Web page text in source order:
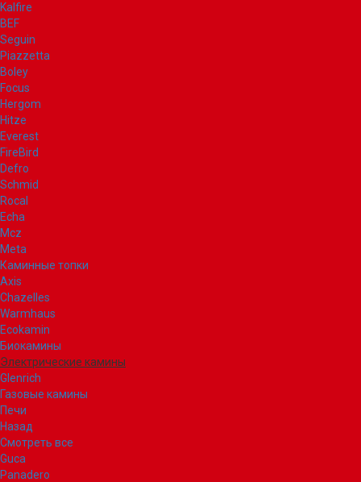
Kalfire
BEF
Seguin
Piazzetta
Boley
Focus
Hergom
Hitze
Everest
FireBird
Defro
Schmid
Rocal
Echa
Mcz
Meta
Каминные топки
Axis
Chazelles
Warmhaus
Ecokamin
Биокамины
Электрические камины
Glenrich
Газовые камины
Печи
Назад
Смотреть все
Guca
Panadero